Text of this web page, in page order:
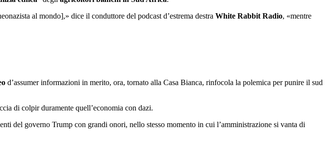
al mondo],» dice il conduttore del podcast d’estrema destra White Rabbit Radio, «mentre
d’assumer informazioni in merito, ora, tornato alla Casa Bianca, rinfocola la polemica per punire il sud
di colpir duramente quell’economia con dazi.
del governo Trump con grandi onori, nello stesso momento in cui l’amministrazione si vanta di